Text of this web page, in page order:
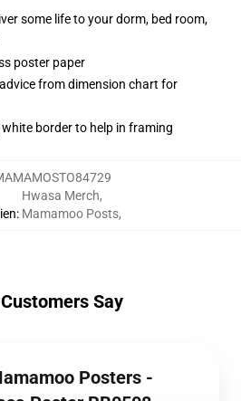
some life to your dorm, bed room,
poster paper
from dimension chart for
border to help in framing
:
Hwasa Merch,
Mamamoo Posts,
Say
Posters -